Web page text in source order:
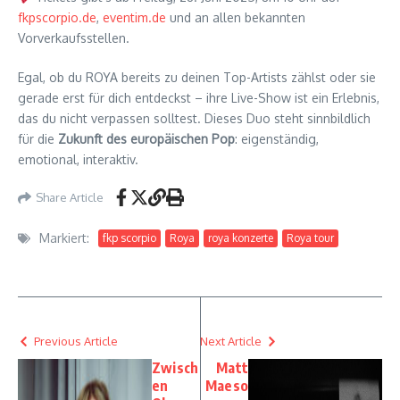
fkpscorpio.de, eventim.de und an allen bekannten
Vorverkaufsstellen.
Egal, ob du ROYA bereits zu deinen Top-Artists zählst oder sie
gerade erst für dich entdeckst – ihre Live-Show ist ein Erlebnis,
das du nicht verpassen solltest. Dieses Duo steht sinnbildlich
für die Zukunft des europäischen Pop: eigenständig,
emotional, interaktiv.
Share Article
Markiert: fkp scorpio Roya roya konzerte Roya tour
Previous Article
Zwisch
en
Next Article
Matt
Maeso